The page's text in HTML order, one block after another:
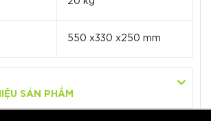
20 kg
550 x330 x250 mm
SẢN PHẨM